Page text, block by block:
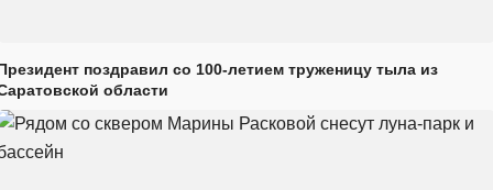
поздравил со 100-летием труженицу тыла из
области